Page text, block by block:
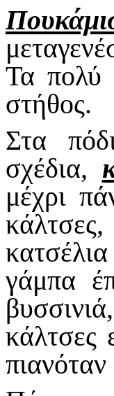
Τα πολύ
στήθος.
Στα
σχέδια,
μέχρι
γάμπα
κάλτσες